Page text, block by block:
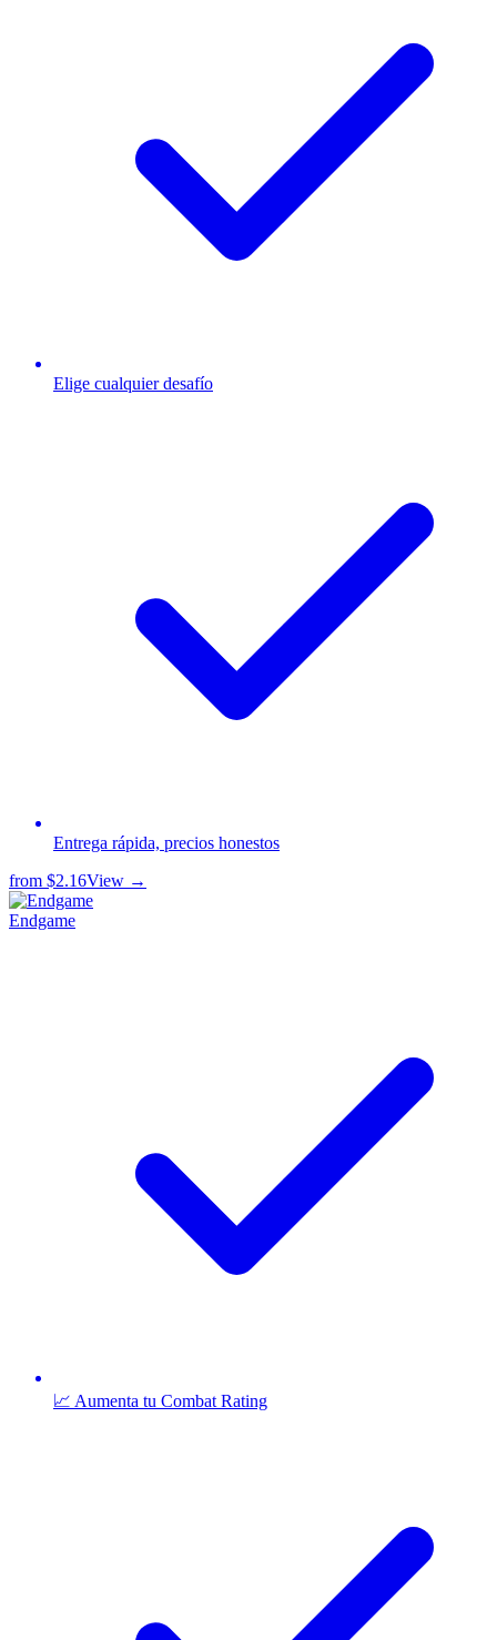
Elige cualquier desafío
Entrega rápida, precios honestos
from $2.16View →
Endgame
📈 Aumenta tu Combat Rating